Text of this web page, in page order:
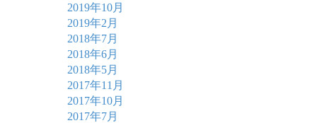
2019年10月
2019年2月
2018年7月
2018年6月
2018年5月
2017年11月
2017年10月
2017年7月